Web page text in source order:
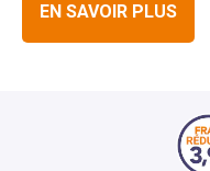
EN SAVOIR PLUS